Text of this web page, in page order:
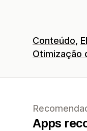
Conteúdo
Otimização
Apps